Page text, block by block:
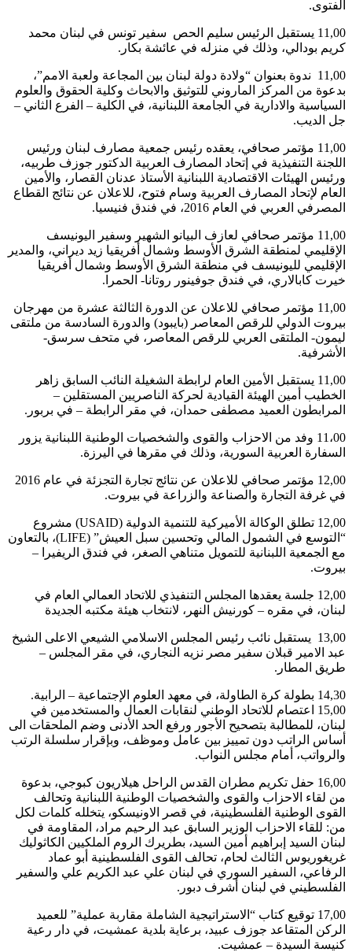
الفتوى.
11,00 يستقبل الرئيس سليم الحص سفير تونس في لبنان محمد
كريم بودالي، وذلك في منزله في عائشة بكار.
11,00 ندوة بعنوان “ولادة دولة لبنان بين المجاعة ولعبة الامم”،
بدعوة من المركز الماروني للتوثيق والابحاث وكلية الحقوق والعلوم
السياسية والادارية في الجامعة اللبنانية، في الكلية – الفرع الثاني –
جل الديب.
11,00 مؤتمر صحافي، يعقده رئيس جمعية مصارف لبنان ورئيس
اللجنة التنفيذية في إتحاد المصارف العربية الدكتور جوزف طربيه،
ورئيس الهيئات الاقتصادية اللبنانية الأستاذ عدنان القصار، والأمين
العام لإتحاد المصارف العربية وسام فتوح، للاعلان عن نتائج القطاع
المصرفي العربي في العام 2016، في فندق فنيسيا.
11,00 مؤتمر صحافي لعازف البيانو الشهير وسفير اليونيسف
الإقليمي لمنطقة الشرق الأوسط وشمال أفريقيا زيد ديراني، والمدير
الإقليمي لليونيسف في منطقة الشرق الأوسط وشمال أفريقيا
خيرت كابالاري، في فندق جوفينور روتانا- الحمرا.
11,00 مؤتمر صحافي للاعلان عن الدورة الثالثة عشرة من مهرجان
بيروت الدولي للرقص المعاصر (بايبود) والدورة السادسة من ملتقى
ليمون- الملتقى العربي للرقص المعاصر، في متحف سرسق-
الأشرفية.
11,00 يستقبل الأمين العام لرابطة الشغيلة النائب السابق زاهر
الخطيب أمين الهيئة القيادية لحركة الناصريين المستقلين –
المرابطون العميد مصطفى حمدان، في مقر الرابطة – في بربور.
11،00 وفد من الاحزاب والقوى والشخصيات الوطنية اللبنانية يزور
السفارة العربية السورية، وذلك في مقرها في اليرزة.
12,00 مؤتمر صحافي للاعلان عن نتائج تجارة التجزئة في عام 2016
في غرفة التجارة والصناعة والزراعة في بيروت.
12,00 تطلق الوكالة الأميركية للتنمية الدولية (USAID) مشروع
“التوسع في الشمول المالي وتحسين سبل العيش” (LIFE)، بالتعاون
مع الجمعية اللبنانية للتمويل متناهي الصغر، في فندق الريفيرا –
بيروت.
12,00 جلسة يعقدها المجلس التنفيذي للاتحاد العمالي العام في
لبنان، في مقره – كورنيش النهر، لانتخاب هيئة مكتبه الجديدة
13,00 يستقبل نائب رئيس المجلس الاسلامي الشيعي الاعلى الشيخ
عبد الامير قبلان سفير مصر نزيه النجاري، في مقر المجلس –
طريق المطار.
14,30 بطولة كرة الطاولة، في معهد العلوم الإجتماعية – الرابية.
15,00 اعتصام للاتحاد الوطني لنقابات العمال والمستخدمين في
لبنان، للمطالبة بتصحيح الأجور ورفع الحد الأدنى وضم الملحقات الى
أساس الراتب دون تمييز بين عامل وموظف، وبإقرار سلسلة الرتب
والرواتب، أمام مجلس النواب.
16,00 حفل تكريم مطران القدس الراحل هيلاريون كبوجي، بدعوة
من لقاء الاحزاب والقوى والشخصيات الوطنية اللبنانية وتحالف
القوى الوطنية الفلسطينية، في قصر الاونيسكو، يتخلله كلمات لكل
من: للقاء الاحزاب الوزير السابق عبد الرحيم مراد، المقاومة في
لبنان السيد إبراهيم أمين السيد، بطريرك الروم الملكيين الكاثوليك
غريغوريوس الثالث لحام، تحالف القوى الفلسطينية أبو عماد
الرفاعي، السفير السوري في لبنان علي عبد الكريم علي والسفير
الفلسطيني في لبنان أشرف دبور.
17,00 توقيع كتاب “الاستراتيجية الشاملة مقاربة عملية” للعميد
الركن المتقاعد جوزف عبيد، برعاية بلدية عمشيت، في دار رعية
كنيسة السيدة – عمشيت.